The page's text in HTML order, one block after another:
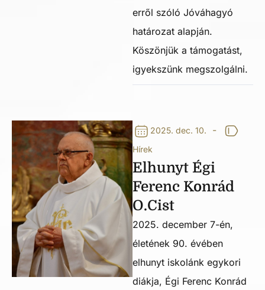
erről szóló Jóváhagyó
határozat alapján.
Köszönjük a támogatást,
igyekszünk megszolgálni.
2025. dec. 10. -
Hírek
Elhunyt Égi
Ferenc Konrád
O.Cist
2025. december 7-én,
életének 90. évében
elhunyt iskolánk egykori
diákja, Égi Ferenc Konrád